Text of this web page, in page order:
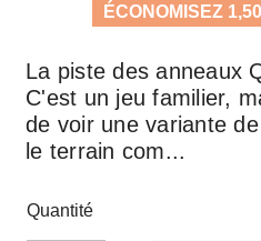
ÉCONOMISEZ
La piste des anneaux
C'est un jeu familier,
de voir une variante
le terrain com...
Quantité